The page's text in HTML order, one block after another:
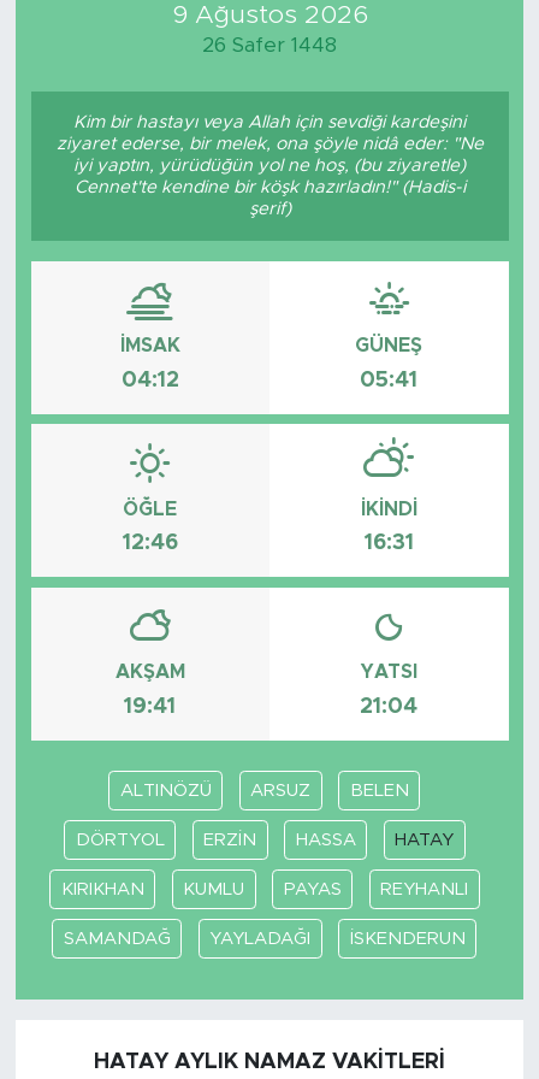
9 Ağustos 2026
26 Safer 1448
Kim bir hastayı veya Allah için sevdiği kardeşini
ziyaret ederse, bir melek, ona şöyle nidâ eder: "Ne
iyi yaptın, yürüdüğün yol ne hoş, (bu ziyaretle)
Cennet'te kendine bir köşk hazırladın!" (Hadis-i
şerif)
İMSAK
04:12
GÜNEŞ
05:41
ÖĞLE
12:46
İKINDI
16:31
AKŞAM
19:41
YATSI
21:04
ALTINÖZÜ ARSUZ BELEN
DÖRTYOL ERZİN HASSA HATAY
KIRIKHAN KUMLU PAYAS REYHANLI
SAMANDAĞ YAYLADAĞI İSKENDERUN
HATAY AYLIK NAMAZ VAKITLERI